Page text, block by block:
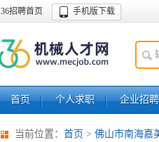
36招聘首页 手机版下载
首页 个人求职 企业招聘
当前位置： 首页 > 佛山市南海嘉